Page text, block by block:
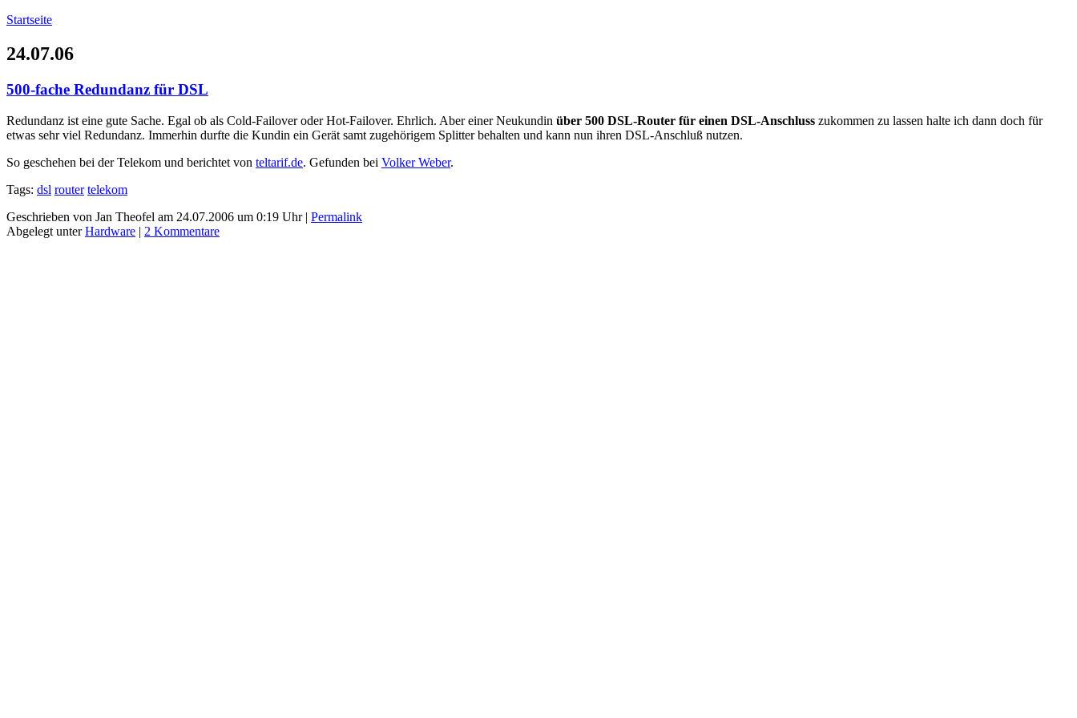
Startseite
24.07.06
500-fache Redundanz für DSL
Redundanz ist eine gute Sache. Egal ob als Cold-Failover oder Hot-Failover. Ehrlich. Aber einer Neukundin über 500 DSL-Router für einen DSL-Anschluss zukommen zu lassen halte ich dann doch für
etwas sehr viel Redundanz. Immerhin durfte die Kundin ein Gerät samt zugehörigem Splitter behalten und kann nun ihren DSL-Anschluß nutzen.
So geschehen bei der Telekom und berichtet von teltarif.de. Gefunden bei Volker Weber.
Tags: dsl router telekom
Geschrieben von Jan Theofel am 24.07.2006 um 0:19 Uhr | Permalink
Abgelegt unterHardware | 2 Kommentare